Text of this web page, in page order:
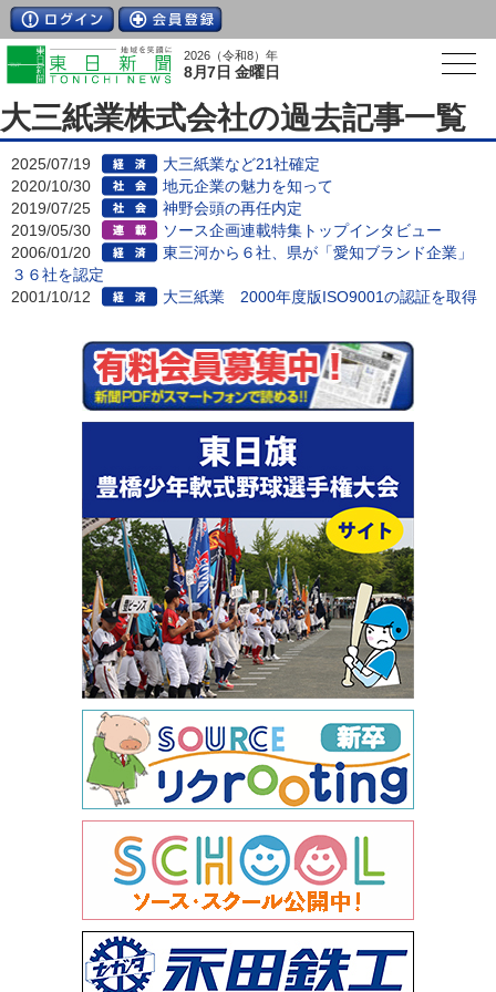
2026（令和8）年
8月7日 金曜日
大三紙業株式会社の過去記事一覧
2025/07/19
大三紙業など21社確定
2020/10/30
地元企業の魅力を知って
2019/07/25
神野会頭の再任内定
2019/05/30
ソース企画連載特集トップインタビュー
2006/01/20
東三河から６社、県が「愛知ブランド企業」
３６社を認定
2001/10/12
大三紙業 2000年度版ISO9001の認証を取得